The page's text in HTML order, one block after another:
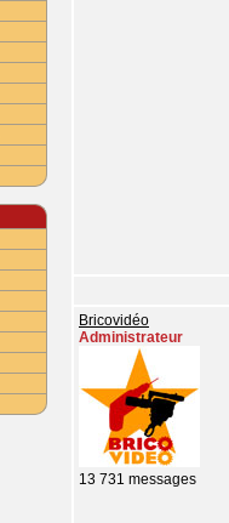
Bricovidéo
Administrateur
13 731 messages